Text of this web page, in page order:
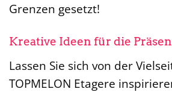
Grenzen gesetzt!
Kreative Ideen für die
Lassen Sie sich von der
TOPMELON Etagere